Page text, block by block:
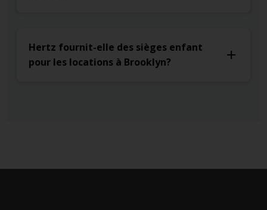
Hertz fournit-elle des sièges enfant
pour les locations à Brooklyn?